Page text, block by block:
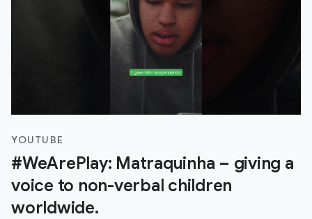
YOUTUBE
#WeArePlay: Matraquinha – giving a
voice to non-verbal children
worldwide.